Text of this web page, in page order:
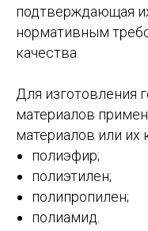
подтверждающая
нормативным
качества.
Для изготовления
материалов
материалов или их
полиэфир;
полиэтилен;
полипропилен;
полиамид.